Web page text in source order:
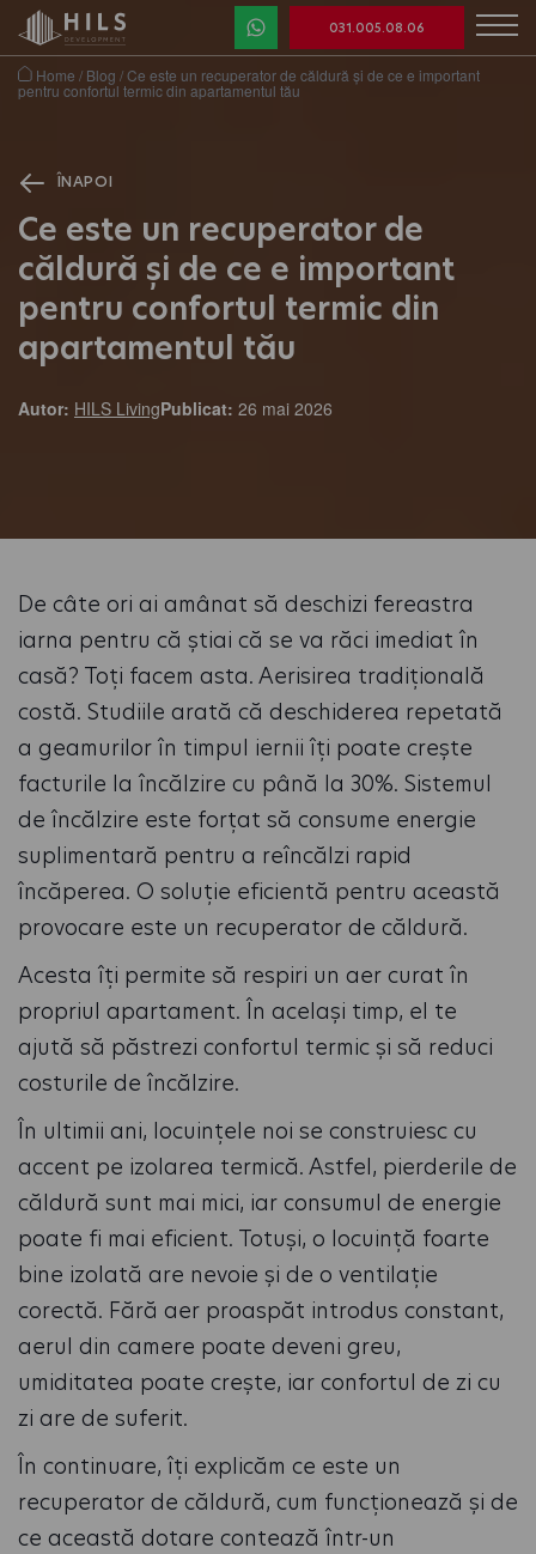
031.005.08.06
Home / Blog /Ce este un recuperator de căldură și de ce e important
pentru confortul termic din apartamentul tău
ÎNAPOI
Ce este un recuperator de
căldură și de ce e important
pentru confortul termic din
apartamentul tău
Autor: HILS LivingPublicat: 26 mai 2026
De câte ori ai amânat să deschizi fereastra
iarna pentru că știai că se va răci imediat în
casă? Toți facem asta. Aerisirea tradițională
costă. Studiile arată că deschiderea repetată
a geamurilor în timpul iernii îți poate crește
facturile la încălzire cu până la 30%. Sistemul
de încălzire este forțat să consume energie
suplimentară pentru a reîncălzi rapid
încăperea. O soluție eficientă pentru această
provocare este un recuperator de căldură.
Acesta îți permite să respiri un aer curat în
propriul apartament. În același timp, el te
ajută să păstrezi confortul termic și să reduci
costurile de încălzire.
În ultimii ani, locuințele noi se construiesc cu
accent pe izolarea termică. Astfel, pierderile de
căldură sunt mai mici, iar consumul de energie
poate fi mai eficient. Totuși, o locuință foarte
bine izolată are nevoie și de o ventilație
corectă. Fără aer proaspăt introdus constant,
aerul din camere poate deveni greu,
umiditatea poate crește, iar confortul de zi cu
zi are de suferit.
În continuare, îți explicăm ce este un
recuperator de căldură, cum funcționează și de
ce această dotare contează într-un